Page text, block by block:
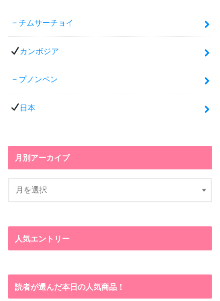
チムサーチョイ
カンボジア
プノンペン
日本
月別アーカイブ
人気エントリー
読者が選んだ本日の人気商品！